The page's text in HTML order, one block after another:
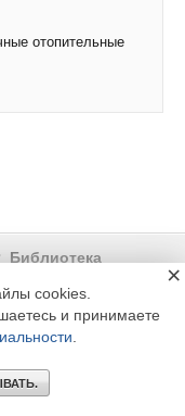
отопительные
Библиотека
Реклама
cookies.
и принимаете
×